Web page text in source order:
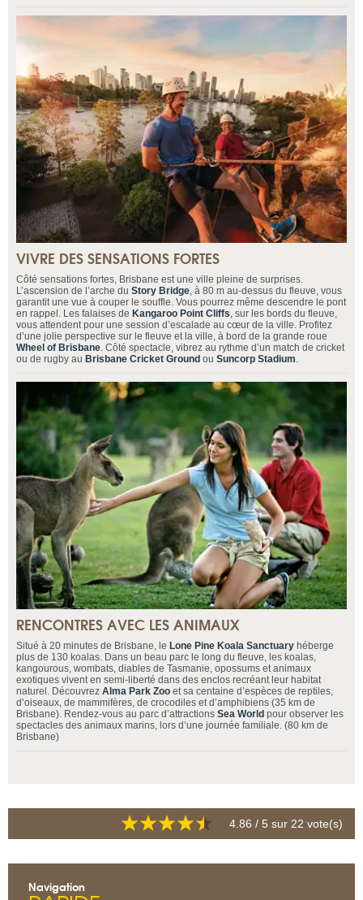
VIVRE DES SENSATIONS FORTES
Côté sensations fortes, Brisbane est une ville pleine de surprises.
L’ascension de l’arche du Story Bridge, à 80 m au-dessus du fleuve, vous
garantit une vue à couper le souffle. Vous pourrez même descendre le pont
en rappel. Les falaises de Kangaroo Point Cliffs, sur les bords du fleuve,
vous attendent pour une session d’escalade au cœur de la ville. Profitez
d’une jolie perspective sur le fleuve et la ville, à bord de la grande roue
Wheel of Brisbane. Côté spectacle, vibrez au rythme d’un match de cricket
ou de rugby au Brisbane Cricket Ground ou Suncorp Stadium.
RENCONTRES AVEC LES ANIMAUX
Situé à 20 minutes de Brisbane, le Lone Pine Koala Sanctuary héberge
plus de 130 koalas. Dans un beau parc le long du fleuve, les koalas,
kangourous, wombats, diables de Tasmanie, opossums et animaux
exotiques vivent en semi-liberté dans des enclos recréant leur habitat
naturel. Découvrez Alma Park Zoo et sa centaine d’espèces de reptiles,
d’oiseaux, de mammifères, de crocodiles et d’amphibiens (35 km de
Brisbane). Rendez-vous au parc d’attractions Sea World pour observer les
spectacles des animaux marins, lors d’une journée familiale. (80 km de
Brisbane)
4.86 / 5 sur 22 vote(s)
Navigation